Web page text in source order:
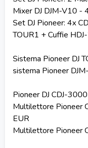
Mixer DJ DJM-V10 -
Set DJ Pioneer: 4x
TOUR1 + Cuffie
Sistema Pioneer DJ
sistema Pioneer
Pioneer DJ CDJ-
Multilettore Pioneer
EUR
Multilettore Pioneer